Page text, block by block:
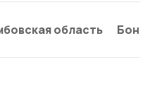
область